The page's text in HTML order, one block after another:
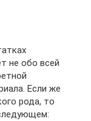
не обо всей
Если же
рода, то